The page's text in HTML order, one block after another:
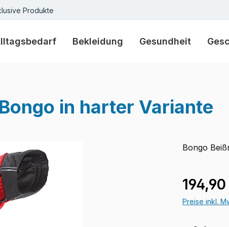
Produkte
Bekleidung Gesundheit
in harter Variante
Bongo
Preise inkl.